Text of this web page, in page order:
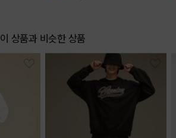
이 상품과 비슷한 상품